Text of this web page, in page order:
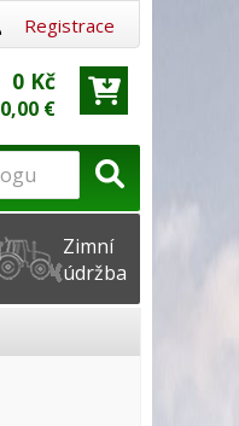
Registrace
0 Kč
0,00 €
Zimní
údržba